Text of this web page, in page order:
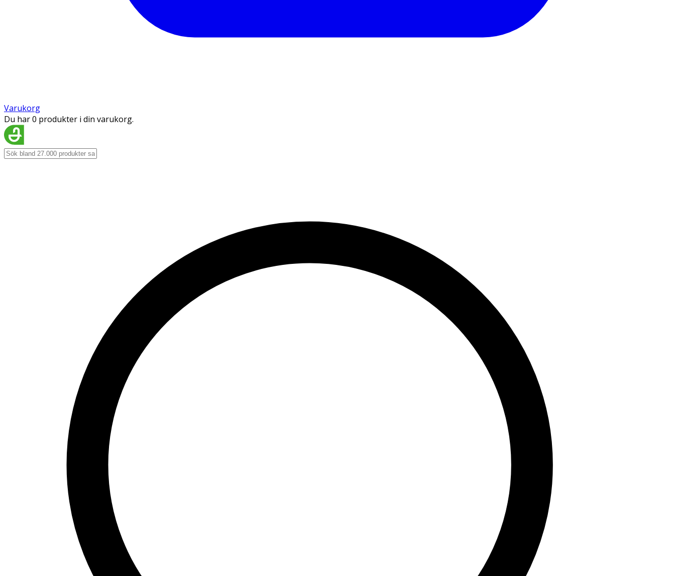
Varukorg
Du har 0 produkter i din varukorg.